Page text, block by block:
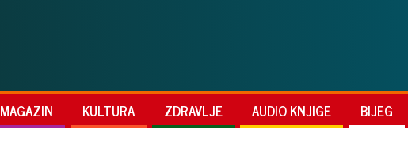
MAGAZIN KULTURA ZDRAVLJE AUDIO KNJIGE BIJEG